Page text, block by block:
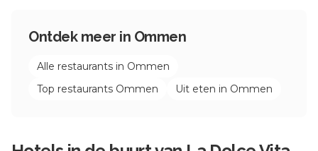
Ontdek meer in Ommen
Alle restaurants in Ommen
Top restaurants Ommen Uit eten in Ommen